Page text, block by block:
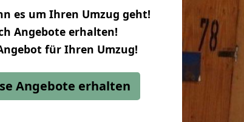
es um Ihren Umzug geht!
Angebote erhalten!
für Ihren Umzug!
Angebote erhalten